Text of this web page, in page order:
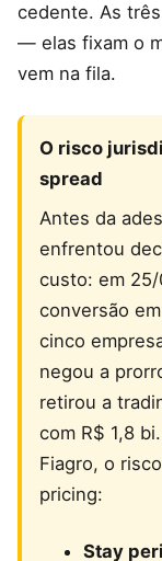
cedente. As
— elas fixam o
vem na fila.
O risco
spread
Antes da
enfrentou
custo: em
conversão
cinco
negou a
retirou a
com R$ 1,8
Fiagro, o
pricing:
Stay